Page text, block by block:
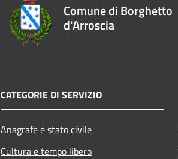
Comune di Borghetto
d'Arroscia
CATEGORIE DI SERVIZIO
Anagrafe e stato civile
Cultura e tempo libero